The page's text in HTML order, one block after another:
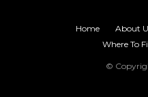
Home About
Where To
©